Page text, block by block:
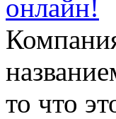
то что